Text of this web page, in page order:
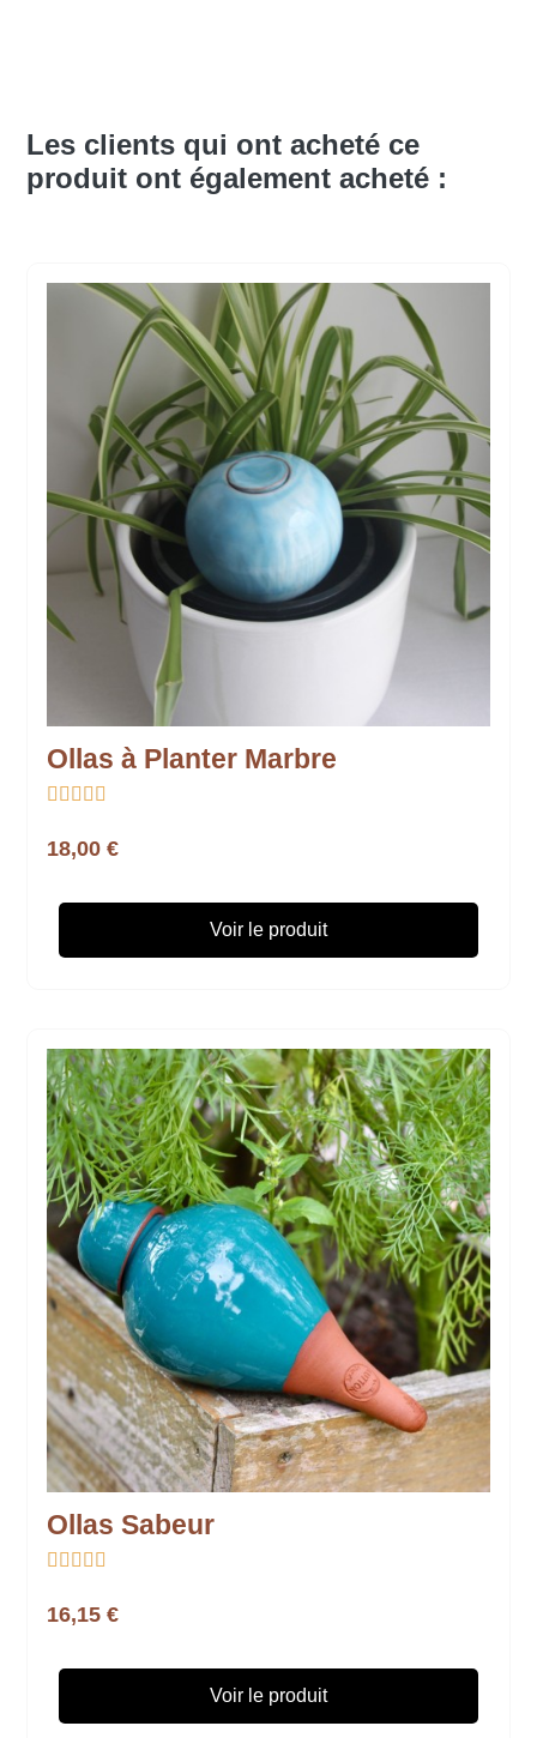
Les clients qui ont acheté ce
produit ont également acheté :
Ollas à Planter Marbre
    
18,00 €
Voir le produit
Ollas Sabeur
    
16,15 €
Voir le produit